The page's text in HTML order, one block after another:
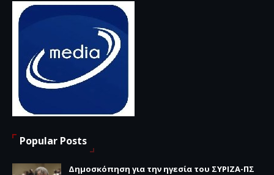
Popular Posts
Δημοσκόπηση για την ηγεσία του ΣΥΡΙΖΑ-ΠΣ